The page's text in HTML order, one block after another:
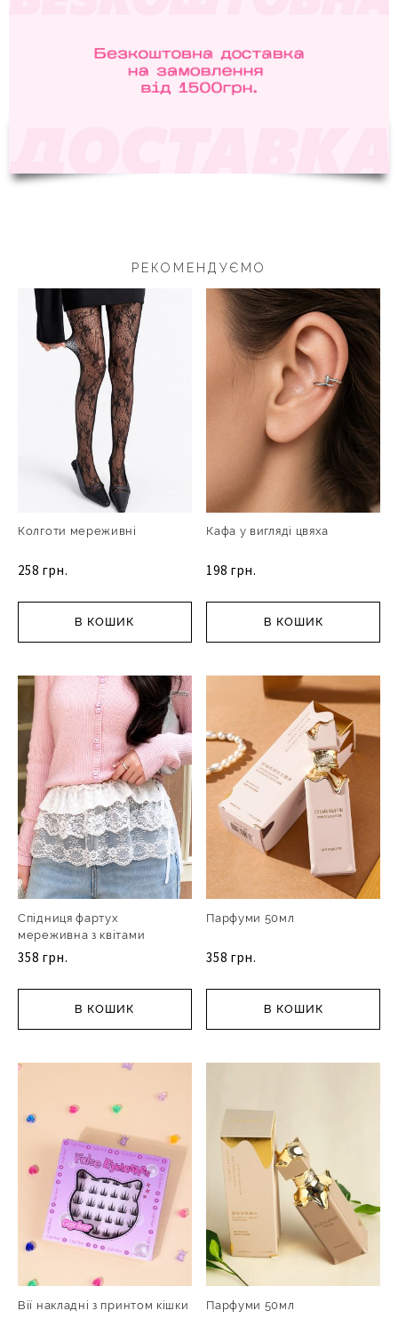
РЕКОМЕНДУЄМО
Колготи мереживні
258 грн.
В КОШИК
Кафа у вигляді цвяха
198 грн.
В КОШИК
Спідниця фартух
мереживна з квітами
358 грн.
В КОШИК
Парфуми 50мл
358 грн.
В КОШИК
Вії накладні з принтом кішки Парфуми 50мл